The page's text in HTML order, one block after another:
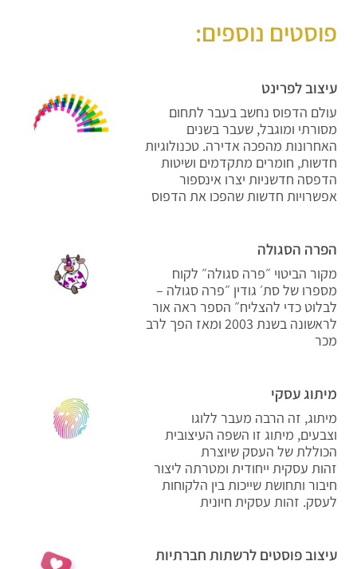
פוסטים נוספים:
עיצוב לפרינט
עולם הדפוס נחשב בעבר לתחום
מסורתי ומוגבל, שעבר בשנים
האחרונות מהפכה אדירה. טכנולוגיות
חדשות, חומרים מתקדמים ושיטות
הדפסה חדשניות יצרו אינספור
אפשרויות חדשות שהפכו את הדפוס
הפרה הסגולה
מקור הביטוי ״פרה סגולה״ לקוח
מספרו של סת׳ גודין ״פרה סגולה –
לבלוט כדי להצליח״ הספר ראה אור
לראשונה בשנת 2003 ומאז הפך לרב
מכר
מיתוג עסקי
מיתוג, זה הרבה מעבר ללוגו
וצבעים, מיתוג זו השפה העיצובית
הכוללת של העסק שיוצרת
זהות עסקית ייחודית ומטרתה ליצור
חיבור ותחושת שייכות בין הלקוחות
לעסק. זהות עסקית חיונית
עיצוב פוסטים לרשתות חברתיות